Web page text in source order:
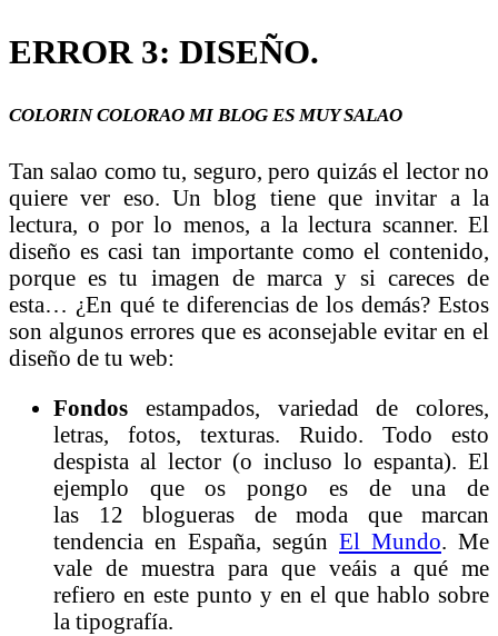
ERROR 3: DISEÑO.
COLORIN COLORAO MI BLOG ES MUY SALAO
Tan salao como tu, seguro, pero quizás el lector no
quiere ver eso. Un blog tiene que invitar a la
lectura, o por lo menos, a la lectura scanner. El
diseño es casi tan importante como el contenido,
porque es tu imagen de marca y si careces de
esta… ¿En qué te diferencias de los demás? Estos
son algunos errores que es aconsejable evitar en el
diseño de tu web:
Fondos estampados, variedad de colores,
letras, fotos, texturas. Ruido. Todo esto
despista al lector (o incluso lo espanta). El
ejemplo que os pongo es de una de
las 12 blogueras de moda que marcan
tendencia en España, según El Mundo. Me
vale de muestra para que veáis a qué me
refiero en este punto y en el que hablo sobre
la tipografía.